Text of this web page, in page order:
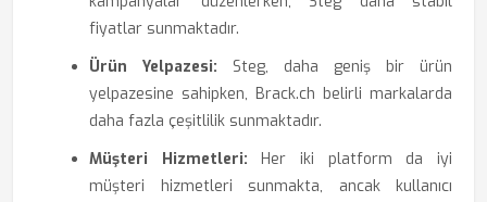
fiyatlar sunmaktadır.
Ürün Yelpazesi: Steg, daha geniş bir ürün
yelpazesine sahipken, Brack.ch belirli markalarda
daha fazla çeşitlilik sunmaktadır.
Müşteri Hizmetleri: Her iki platform da iyi
müşteri hizmetleri sunmakta, ancak kullanıcı